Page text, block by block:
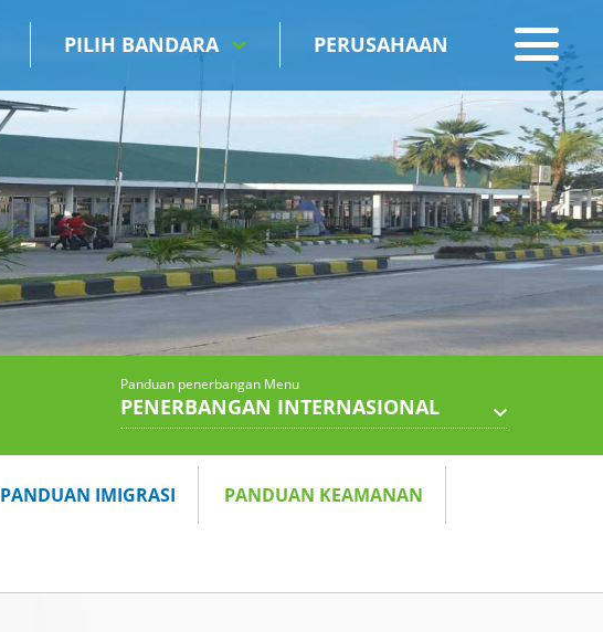
PILIH BANDARA PERUSAHAAN
Panduan penerbangan Menu
PENERBANGAN INTERNASIONAL
PANDUAN IMIGRASI PANDUAN KEAMANAN